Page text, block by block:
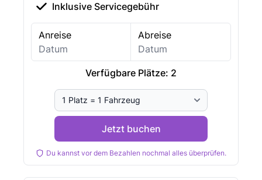
Inklusive Servicegebühr
Anreise Abreise
Verfügbare Plätze: 2
Jetzt buchen
Du kannst vor dem Bezahlen nochmal alles überprüfen.